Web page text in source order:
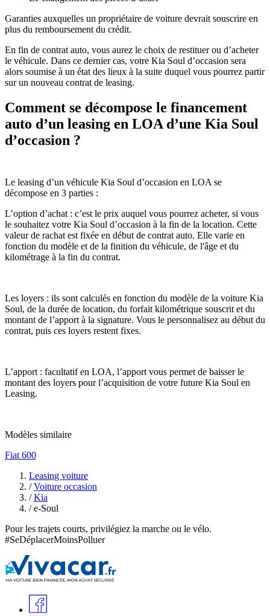
Garanties auxquelles un propriétaire de voiture devrait souscrire en
plus du remboursement du crédit.
En fin de contrat auto, vous aurez le choix de restituer ou d’acheter
le véhicule. Dans ce dernier cas, votre Kia Soul d’occasion sera
alors soumise à un état des lieux à la suite duquel vous pourrez partir
sur un nouveau contrat de leasing.
Comment se décompose le financement
auto d’un leasing en LOA d’une Kia Soul
d’occasion ?
Le leasing d’un véhicule Kia Soul d’occasion en LOA se
décompose en 3 parties :
L’option d’achat : c’est le prix auquel vous pourrez acheter, si vous
le souhaitez votre Kia Soul d’occasion à la fin de la location. Cette
valeur de rachat est fixée en début de contrat auto. Elle varie en
fonction du modèle et de la finition du véhicule, de l'âge et du
kilométrage à la fin du contrat.
Les loyers : ils sont calculés en fonction du modèle de la voiture Kia
Soul, de la durée de location, du forfait kilométrique souscrit et du
montant de l’apport à la signature. Vous le personnalisez au début du
contrat, puis ces loyers restent fixes.
L’apport : facultatif en LOA, l’apport vous permet de baisser le
montant des loyers pour l’acquisition de votre future Kia Soul en
Leasing.
Modèles similaire
Fiat 600
Leasing voiture
/ Voiture occasion
/ Kia
/ e-Soul
Pour les trajets courts, privilégiez la marche ou le vélo.
#SeDéplacerMoinsPolluer